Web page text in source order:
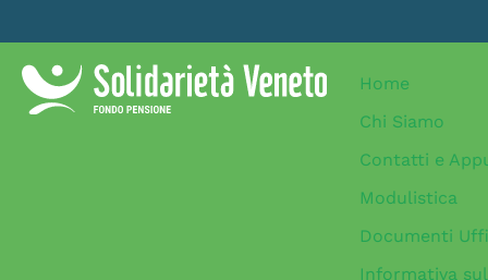
Home
Chi Siamo
Contatti e
Modulistica
Documenti
Informativa